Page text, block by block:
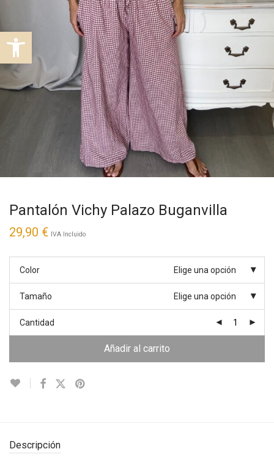
Abrir barra de herramientas
Pantalón Vichy Palazo Buganvilla
29,90 € IVA Incluido
Color Elige una opción
Tamaño Elige una opción
Cantidad
Añadir al carrito
Descripción